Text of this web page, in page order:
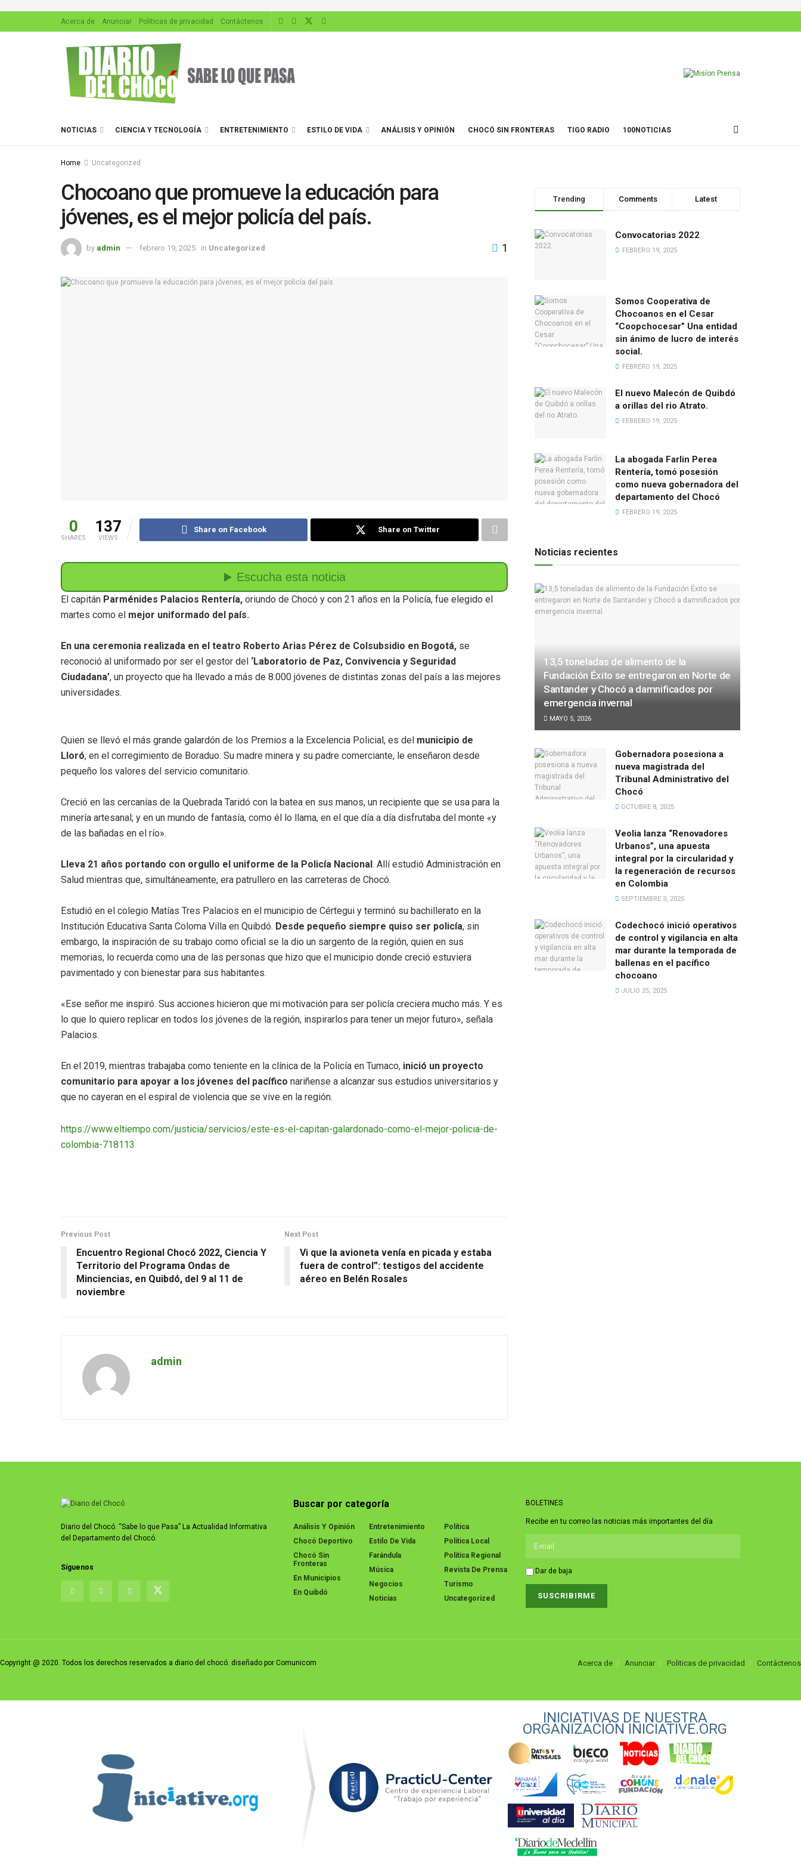
Acerca de Anunciar Politicas de privacidad Contáctenos
NOTICIAS CIENCIA Y TECNOLOGÍA ENTRETENIMIENTO ESTILO DE VIDA ANÁLISIS Y OPINIÓN CHOCÓ SIN FRONTERAS TIGO RADIO 100NOTICIAS
Home Uncategorized
Chocoano que promueve la educación para
jóvenes, es el mejor policía del país.
by admin febrero 19, 2025 in Uncategorized 1
0
SHARES
137
VIEWS
Share on Facebook Share on Twitter
El capitán Parménides Palacios Rentería, oriundo de Chocó y con 21 años en la Policía, fue elegido el
martes como el mejor uniformado del país.
En una ceremonia realizada en el teatro Roberto Arias Pérez de Colsubsidio en Bogotá, se
reconoció al uniformado por ser el gestor del ‘Laboratorio de Paz, Convivencia y Seguridad
Ciudadana’, un proyecto que ha llevado a más de 8.000 jóvenes de distintas zonas del país a las mejores
universidades.
Quien se llevó el más grande galardón de los Premios a la Excelencia Policial, es del municipio de
Lloró, en el corregimiento de Boraduo. Su madre minera y su padre comerciante, le enseñaron desde
pequeño los valores del servicio comunitario.
Creció en las cercanías de la Quebrada Taridó con la batea en sus manos, un recipiente que se usa para la
minería artesanal; y en un mundo de fantasía, como él lo llama, en el que día a día disfrutaba del monte «y
de las bañadas en el río».
Lleva 21 años portando con orgullo el uniforme de la Policía Nacional . Allí estudió Administración en
Salud mientras que, simultáneamente, era patrullero en las carreteras de Chocó.
Estudió en el colegio Matías Tres Palacios en el municipio de Cértegui y terminó su bachillerato en la
Institución Educativa Santa Coloma Villa en Quibdó. Desde pequeño siempre quiso ser policía, sin
embargo, la inspiración de su trabajo como oficial se la dio un sargento de la región, quien en sus
memorias, lo recuerda como una de las personas que hizo que el municipio donde creció estuviera
pavimentado y con bienestar para sus habitantes.
«Ese señor me inspiró. Sus acciones hicieron que mi motivación para ser policía creciera mucho más. Y es
lo que lo quiero replicar en todos los jóvenes de la región, inspirarlos para tener un mejor futuro», señala
Palacios.
En el 2019, mientras trabajaba como teniente en la clínica de la Policía en Tumaco, inició un proyecto
comunitario para apoyar a los jóvenes del pacífico nariñense a alcanzar sus estudios universitarios y
que no cayeran en el espiral de violencia que se vive en la región.
https://www.eltiempo.com/justicia/servicios/este-es-el-capitan-galardonado-como-el-mejor-policia-de-
colombia-718113
Previous Post
Encuentro Regional Chocó 2022, Ciencia Y
Territorio del Programa Ondas de
Minciencias, en Quibdó, del 9 al 11 de
noviembre
Next Post
Vi que la avioneta venía en picada y estaba
fuera de control”: testigos del accidente
aéreo en Belén Rosales
admin
Trending Comments Latest
Convocatorias 2022
FEBRERO 19, 2025
Somos Cooperativa de
Chocoanos en el Cesar
“Coopchocesar” Una entidad
sin ánimo de lucro de interés
social.
FEBRERO 19, 2025
El nuevo Malecón de Quibdó
a orillas del rio Atrato.
FEBRERO 19, 2025
La abogada Farlin Perea
Rentería, tomó posesión
como nueva gobernadora del
departamento del Chocó
FEBRERO 19, 2025
Noticias recientes
13,5 toneladas de alimento de la
Fundación Éxito se entregaron en Norte de
Santander y Chocó a damnificados por
emergencia invernal
MAYO 5, 2026
Gobernadora posesiona a
nueva magistrada del
Tribunal Administrativo del
Chocó
OCTUBRE 8, 2025
Veolia lanza “Renovadores
Urbanos”, una apuesta
integral por la circularidad y
la regeneración de recursos
en Colombia
SEPTIEMBRE 3, 2025
Codechocó inició operativos
de control y vigilancia en alta
mar durante la temporada de
ballenas en el pacífico
chocoano
JULIO 25, 2025
Diario del Chocó. “Sabe lo que Pasa” La Actualidad Informativa
del Departamento del Chocó.
Síguenos
Buscar por categoría
Análisis Y Opinión
Chocó Deportivo
Chocó Sin
Fronteras
En Municipios
En Quibdó
Entretenimiento
Estilo De Vida
Farándula
Música
Negocios
Noticias
Política
Política Local
Política Regional
Revista De Prensa
Turismo
Uncategorized
BOLETINES
Recibe en tu correo las noticias más importantes del día
Dar de baja
Acerca de Anunciar Politicas de privacidad Contáctenos
Copyright @ 2020. Todos los derechos reservados a diario del chocó. diseñado por Comunicom
INICIATIVAS DE NUESTRA
ORGANIZACIÓN INICIATIVE.ORG